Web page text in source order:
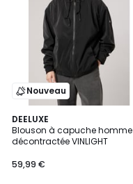
Nouveau
DEELUXE
Blouson à capuche homme
décontractée VINLIGHT
59,99 €
2
Couleurs